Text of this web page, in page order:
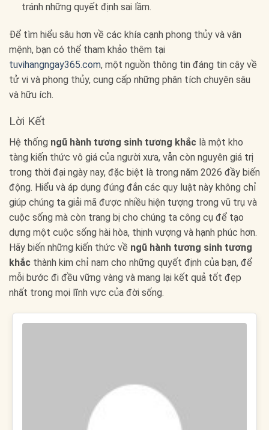
tránh những quyết định sai lầm.
Để tìm hiểu sâu hơn về các khía cạnh phong thủy và vận
mệnh, bạn có thể tham khảo thêm tại
tuvihangngay365.com, một nguồn thông tin đáng tin cậy về
tử vi và phong thủy, cung cấp những phân tích chuyên sâu
và hữu ích.
Lời Kết
Hệ thống ngũ hành tương sinh tương khắc là một kho
tàng kiến thức vô giá của người xưa, vẫn còn nguyên giá trị
trong thời đại ngày nay, đặc biệt là trong năm 2026 đầy biến
động. Hiểu và áp dụng đúng đắn các quy luật này không chỉ
giúp chúng ta giải mã được nhiều hiện tượng trong vũ trụ và
cuộc sống mà còn trang bị cho chúng ta công cụ để tạo
dựng một cuộc sống hài hòa, thịnh vượng và hạnh phúc hơn.
Hãy biến những kiến thức về ngũ hành tương sinh tương
khắc thành kim chỉ nam cho những quyết định của bạn, để
mỗi bước đi đều vững vàng và mang lại kết quả tốt đẹp
nhất trong mọi lĩnh vực của đời sống.